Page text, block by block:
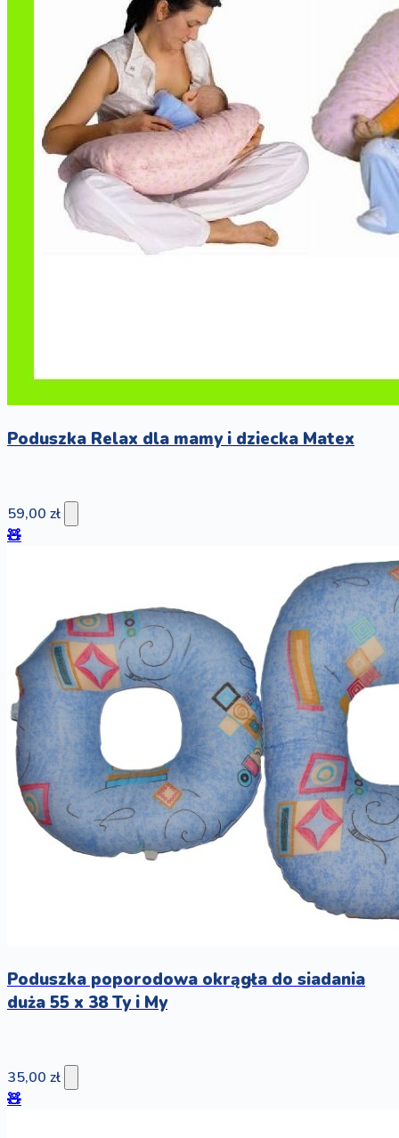
Poduszka Relax dla mamy i dziecka Matex
59,00 zł
🧸
Poduszka poporodowa okrągła do siadania
duża 55 x 38 Ty i My
35,00 zł
🧸